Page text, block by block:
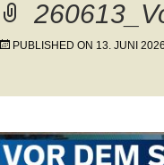
PUBLISHED ON 13. JUNI 2026